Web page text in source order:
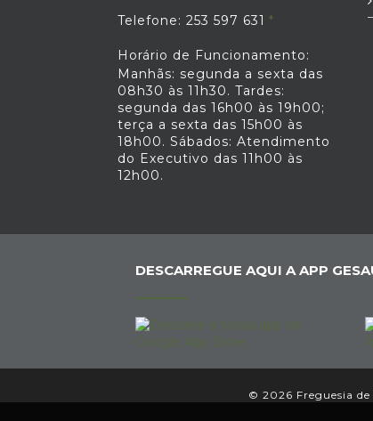
Telefone: 253 597 631
Horário de Funcionamento:
Manhãs: segunda a sexta das
08h30 às 11h30. Tardes:
segunda das 16h00 às 19h00;
terça a sexta das 15h00 às
18h00. Sábados: Atendimento
do Executivo das 11h00 às
12h00.
DESCARREGUE AQUI A APP
© 2026 Freguesia de